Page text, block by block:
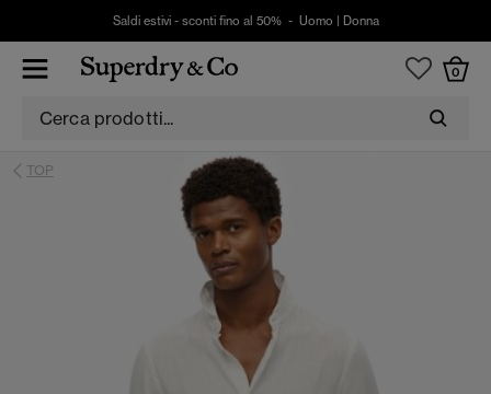
Saldi estivi - sconti fino al 50% - Uomo Donna
0
TOP